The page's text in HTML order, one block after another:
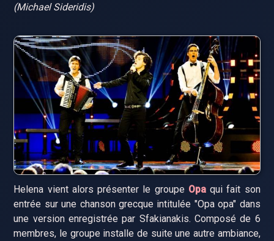
(Michael Sideridis)
Helena vient alors présenter le groupe Opaqui fait son
entrée sur une chanson grecque intitulée "Opa opa" dans
une version enregistrée par Sfakianakis. Composé de 6
membres, le groupe installe de suite une autre ambiance,